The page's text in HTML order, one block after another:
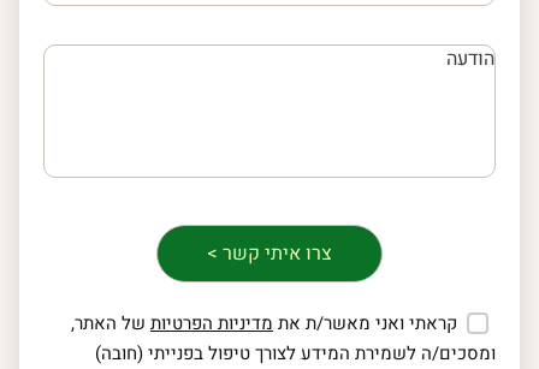
קראתי ואני מאשר/ת את מדיניות הפרטיותשל האתר,
ומסכים/ה לשמירת המידע לצורך טיפול בפנייתי (חובה)